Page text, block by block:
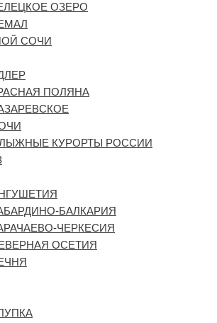
ОЗЕРО
СОЧИ
ПОЛЯНА
КУРОРТЫ РОССИИ
БАЛКАРИЯ
ЧЕРКЕСИЯ
ОСЕТИЯ